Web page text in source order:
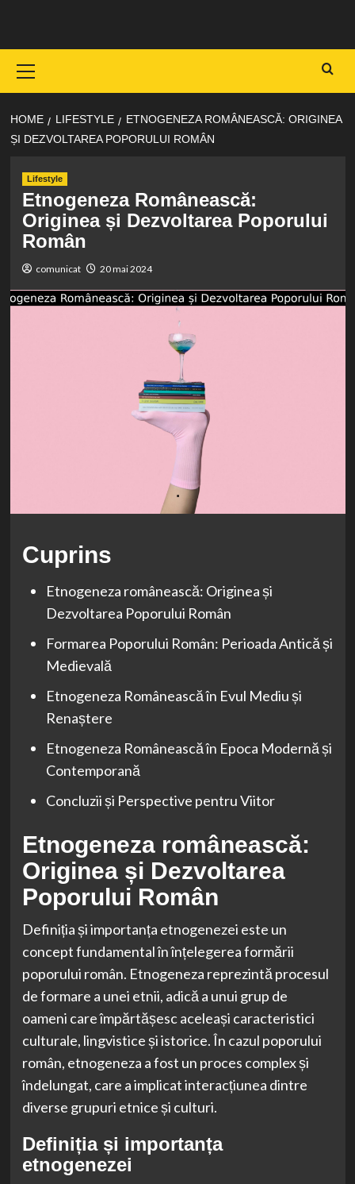
content
Menu
HOME LIFESTYLE
ETNOGENEZA ROMÂNEASCĂ: ORIGINEA
ȘI DEZVOLTAREA POPORULUI ROMÂN
Lifestyle
Etnogeneza Românească:
Originea și Dezvoltarea Poporului
Român
comunicat 20 mai 2024
Cuprins
Etnogeneza românească: Originea și
Dezvoltarea Poporului Român
Formarea Poporului Român: Perioada Antică și
Medievală
Etnogeneza Românească în Evul Mediu și
Renaștere
Etnogeneza Românească în Epoca Modernă și
Contemporană
Concluzii și Perspective pentru Viitor
Etnogeneza românească:
Originea și Dezvoltarea
Poporului Român
Definiția și importanța etnogenezei este un
concept fundamental în înțelegerea formării
poporului român. Etnogeneza reprezintă procesul
de formare a unei etnii, adică a unui grup de
oameni care împărtășesc aceleași caracteristici
culturale, lingvistice și istorice. În cazul poporului
român, etnogeneza a fost un proces complex și
îndelungat, care a implicat interacțiunea dintre
diverse grupuri etnice și culturi.
Definiția și importanța
etnogenezei